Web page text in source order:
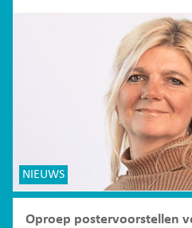
NIEUWS
Oproep postervoorstellen